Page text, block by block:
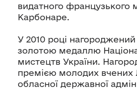
видатного французького
Карбонаре.
У 2010 році
золотою медаллю
мистецтв України.
премією молодих вчених
обласної державної